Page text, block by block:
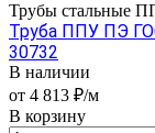
Трубы стальные
Труба ППУ ПЭ
30732
В наличии
от 4 813 ₽/м
В корзину